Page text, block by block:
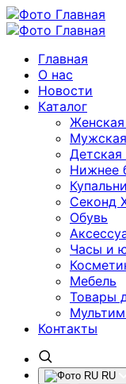
Главная
О нас
Новости
Каталог
Нижнее
Секонд
Обувь
Часы и
Мебель
Товары
Контакты
RU